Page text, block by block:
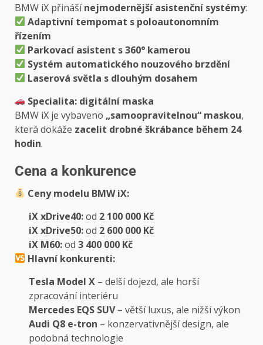
BMW iX přinášínejmodernější asistenční systémy:
Adaptivní tempomat s poloautonomním
řízením
Parkovací asistent s 360° kamerou
Systém automatického nouzového brzdění
Laserová světla s dlouhým dosahem
Specialita: digitální maska
BMW iX je vybaveno „samoopravitelnou“ maskou,
která dokáže zacelit drobné škrábance během 24
hodin.
Cena a konkurence
Ceny modelu BMW iX:
iX xDrive40:od 2 100 000 Kč
iX xDrive50:od 2 600 000 Kč
iX M60:od 3 400 000 Kč
Hlavní konkurenti:
Tesla Model X – delší dojezd, ale horší
zpracování interiéru
Mercedes EQS SUV– větší luxus, ale nižší výkon
Audi Q8 e-tron – konzervativnější design, ale
podobná technologie